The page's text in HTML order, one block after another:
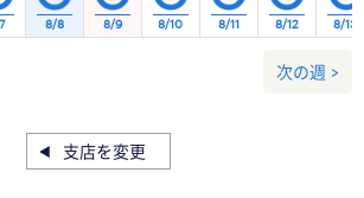
8/8 8/9 8/10 8/11 8/12 8/13
次の週 >
支店を変更